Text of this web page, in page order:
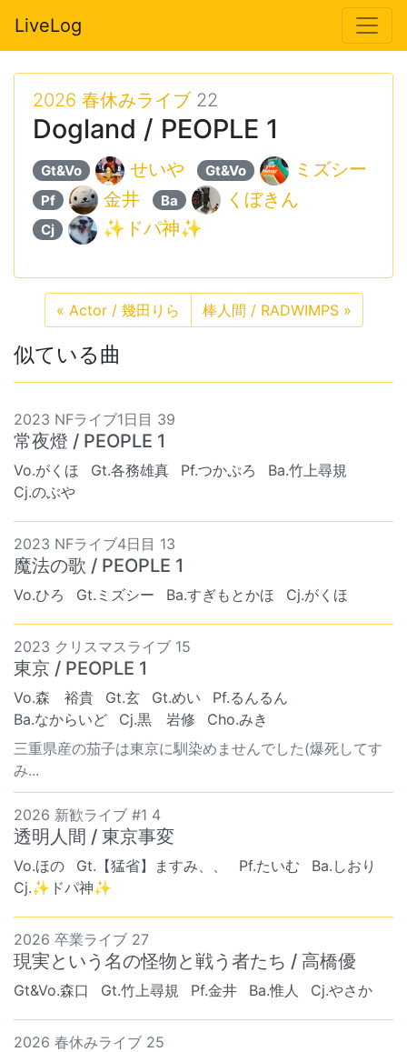
LiveLog
2026 春休みライブ22
Dogland / PEOPLE 1
Gt&Vo せいや Gt&Vo ミズシー
Pf 金井 Ba くぼきん
Cj ✨ドパ神✨
« Actor / 幾田りら 棒人間 / RADWIMPS »
似ている曲
2023 NFライブ1日目 39
常夜燈 / PEOPLE 1
Vo.がくほ Gt.各務雄真 Pf.つかぷろ
Ba.竹上尋規
Cj.のぶや
2023 NFライブ4日目 13
魔法の歌 / PEOPLE 1
Vo.ひろ Gt.ミズシー Ba.すぎもとかほ Cj.がくほ
2023 クリスマスライブ 15
東京 / PEOPLE 1
Vo.森 裕貴 Gt.玄 Gt.めい
Pf.るんるん
Ba.なからいど
Cj.黒 岩修
Cho.みき
三重県産の茄子は東京に馴染めませんでした(爆死してす
み...
2026 新歓ライブ #1 4
透明人間 / 東京事変
Vo.ほの Gt.【猛省】ますみ、、 Pf.たいむ
Ba.しおり
Cj.✨ドパ神✨
2026 卒業ライブ 27
現実という名の怪物と戦う者たち / 高橋優
Gt&Vo.森口 Gt.竹上尋規 Pf.金井 Ba.惟人 Cj.やさか
2026 春休みライブ 25